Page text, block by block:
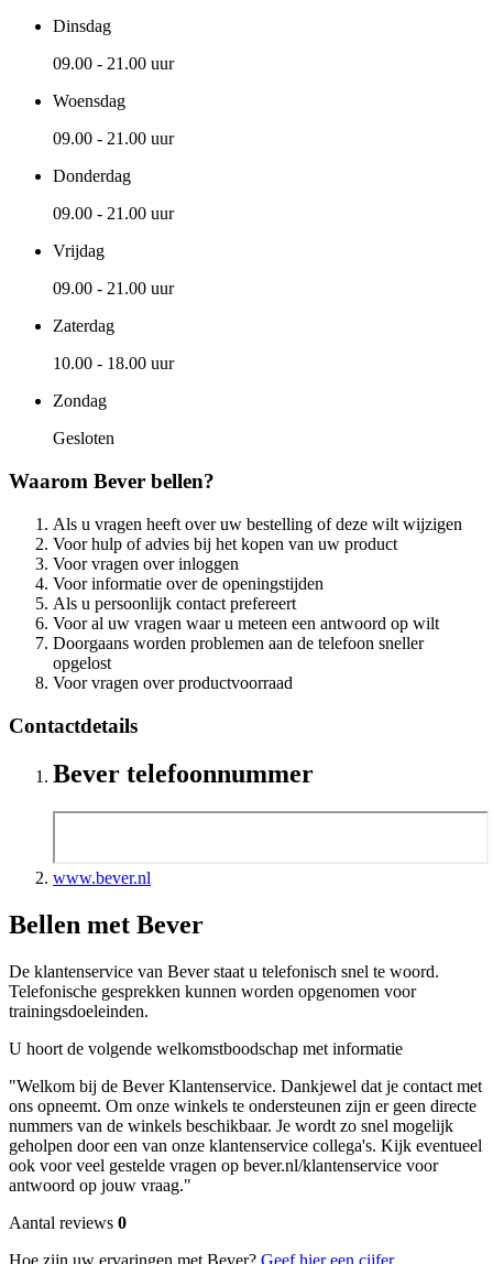
Dinsdag
09.00 - 21.00 uur
Woensdag
09.00 - 21.00 uur
Donderdag
09.00 - 21.00 uur
Vrijdag
09.00 - 21.00 uur
Zaterdag
10.00 - 18.00 uur
Zondag
Gesloten
Waarom Bever bellen?
Als u vragen heeft over uw bestelling of deze wilt wijzigen
Voor hulp of advies bij het kopen van uw product
Voor vragen over inloggen
Voor informatie over de openingstijden
Als u persoonlijk contact prefereert
Voor al uw vragen waar u meteen een antwoord op wilt
Doorgaans worden problemen aan de telefoon sneller
opgelost
Voor vragen over productvoorraad
Contactdetails
Bever telefoonnummer
www.bever.nl
Bellen met Bever
De klantenservice van Bever staat u telefonisch snel te woord.
Telefonische gesprekken kunnen worden opgenomen voor
trainingsdoeleinden.
U hoort de volgende welkomstboodschap met informatie
"Welkom bij de Bever Klantenservice. Dankjewel dat je contact met
ons opneemt. Om onze winkels te ondersteunen zijn er geen directe
nummers van de winkels beschikbaar. Je wordt zo snel mogelijk
geholpen door een van onze klantenservice collega's. Kijk eventueel
ook voor veel gestelde vragen op bever.nl/klantenservice voor
antwoord op jouw vraag."
Aantal reviews 0